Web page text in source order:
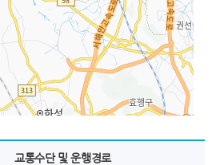
교통수단 및 운행경로